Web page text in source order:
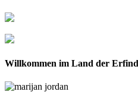
Willkommen im Land der